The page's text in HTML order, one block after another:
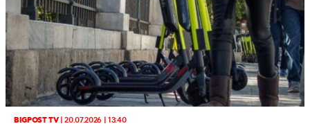
BIGPOST TV|20.07.2026 | 13:40